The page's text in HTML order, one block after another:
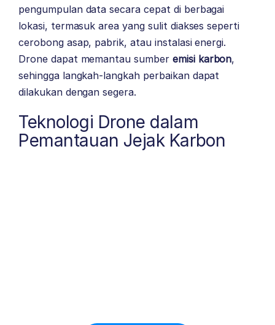
pengumpulan data secara cepat di berbagai
lokasi, termasuk area yang sulit diakses seperti
cerobong asap, pabrik, atau instalasi energi.
Drone dapat memantau sumber emisi karbon,
sehingga langkah-langkah perbaikan dapat
dilakukan dengan segera.
Teknologi Drone dalam
Pemantauan Jejak Karbon